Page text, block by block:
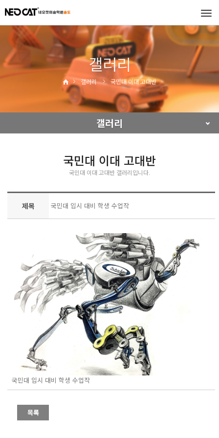
갤러리
갤러리 국민대 이대 고대반
갤러리
국민대 이대 고대반
국민대 이대 고대반 갤러리입니다.
제목 국민대 입시 대비 학생 수업작
국민대 입시 대비 학생 수업작